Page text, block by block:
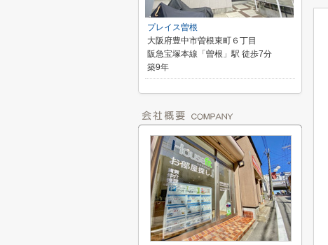
プレイス曽根
大阪府豊中市曽根東町６丁目
阪急宝塚本線「曽根」駅 徒歩7分
築9年